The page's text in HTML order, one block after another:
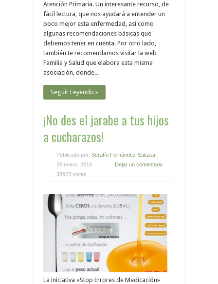
Atención Primaria. Un interesante recurso, de
fácil lectura, que nos ayudará a entender un
poco mejor esta enfermedad, así como
algunas recomendaciones básicas que
debemos tener en cuenta. Por otro lado,
también te recomendamos visitar la web
Familia y Salud que elabora esta misma
asociación, donde...
Seguir Leyendo »
¡No des el jarabe a tus hijos
a cucharazos!
Publicado por: Serafín Fernández-Salazar
26 enero, 2016
Dejar un comentario
38923 vistas
La iniciativa «Stop Errores de Medicación»